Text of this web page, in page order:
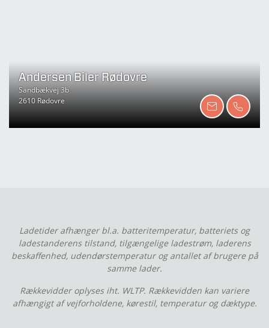
Andersen Biler Rødovre
Sandbækvej 3b
2610 Rødovre
Ladetider afhænger bl.a. batteritemperatur, batteriets og
ladestanderens tilstand, tilgængelige ladestrøm, laderens
beskaffenhed, udendørstemperatur og antallet af brugere på
samme lader.
Rækkevidder oplyses iht. WLTP. Rækkevidden kan variere
afhængigt af vejforholdene, kørestil, temperatur og dæktype.